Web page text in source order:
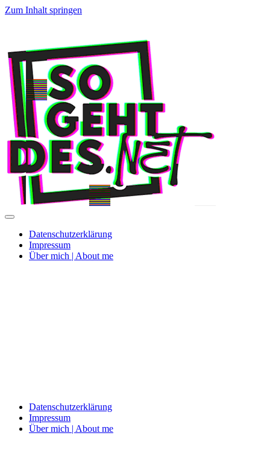
Zum Inhalt springen
Menü
umschaltenDatenschutzerklärung
Impressum
Über mich | About me
Datenschutzerklärung
Impressum
Über mich | About me